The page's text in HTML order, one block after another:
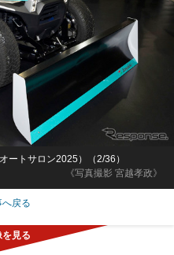
《写真撮影 宮越孝政》
ートサロン2025）（2/36）
へ戻る